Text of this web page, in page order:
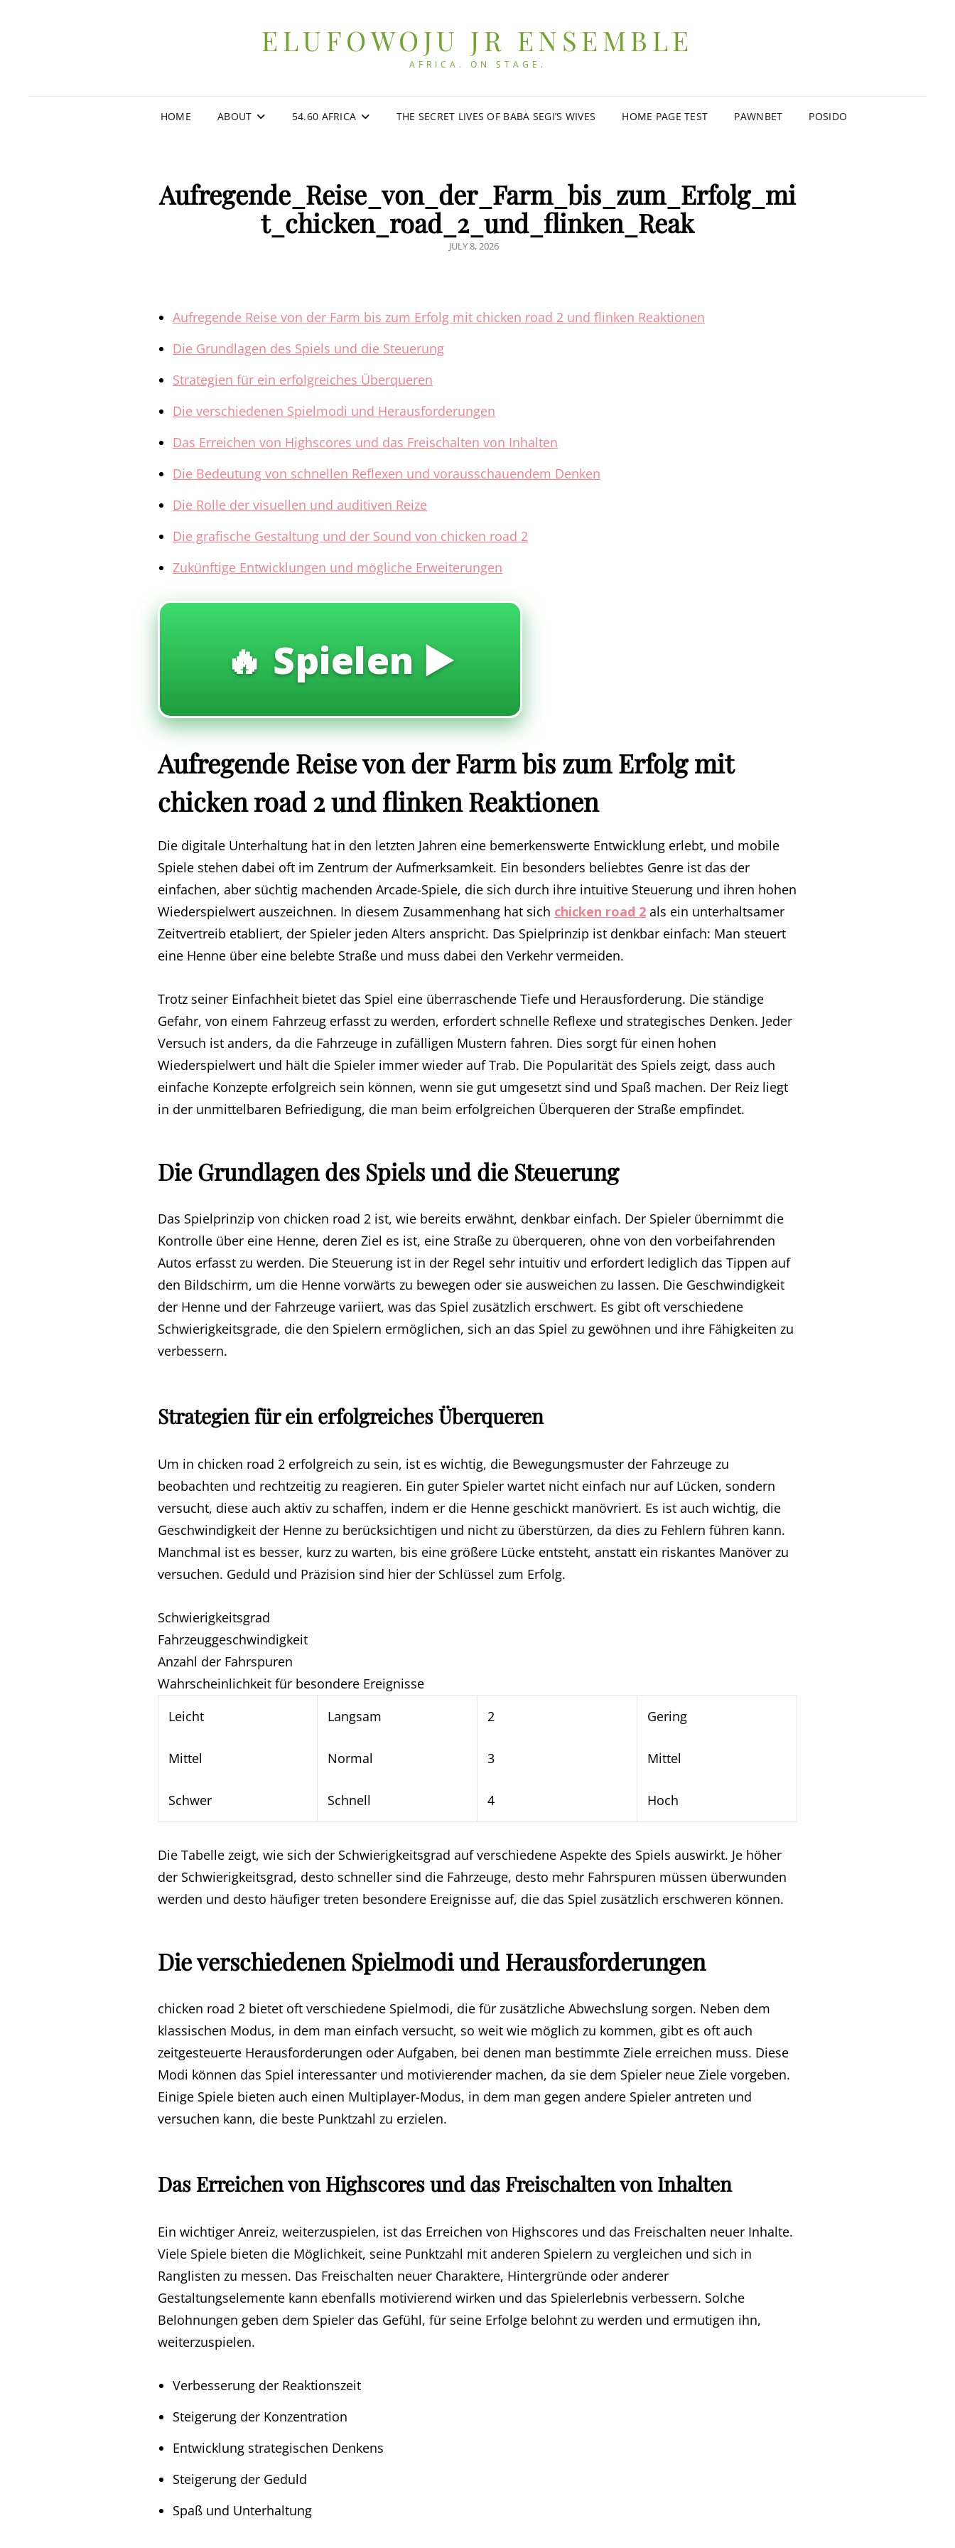
ELUFOWOJU JR ENSEMBLE
AFRICA. ON STAGE.
HOME ABOUT 54.60 AFRICA THE SECRET LIVES OF BABA SEGI’S WIVES HOME PAGE TEST PAWNBET POSIDO
Aufregende_Reise_von_der_Farm_bis_zum_Erfolg_mi
t_chicken_road_2_und_flinken_Reak
POSTED
JULY 8, 2026
Aufregende Reise von der Farm bis zum Erfolg mit chicken road 2 und flinken Reaktionen
Die Grundlagen des Spiels und die Steuerung
Strategien für ein erfolgreiches Überqueren
Die verschiedenen Spielmodi und Herausforderungen
Das Erreichen von Highscores und das Freischalten von Inhalten
Die Bedeutung von schnellen Reflexen und vorausschauendem Denken
Die Rolle der visuellen und auditiven Reize
Die grafische Gestaltung und der Sound von chicken road 2
Zukünftige Entwicklungen und mögliche Erweiterungen
🔥 Spielen ▶️
Aufregende Reise von der Farm bis zum Erfolg mit
chicken road 2 und flinken Reaktionen
Die digitale Unterhaltung hat in den letzten Jahren eine bemerkenswerte Entwicklung erlebt, und mobile
Spiele stehen dabei oft im Zentrum der Aufmerksamkeit. Ein besonders beliebtes Genre ist das der
einfachen, aber süchtig machenden Arcade-Spiele, die sich durch ihre intuitive Steuerung und ihren hohen
Wiederspielwert auszeichnen. In diesem Zusammenhang hat sich chicken road 2 als ein unterhaltsamer
Zeitvertreib etabliert, der Spieler jeden Alters anspricht. Das Spielprinzip ist denkbar einfach: Man steuert
eine Henne über eine belebte Straße und muss dabei den Verkehr vermeiden.
Trotz seiner Einfachheit bietet das Spiel eine überraschende Tiefe und Herausforderung. Die ständige
Gefahr, von einem Fahrzeug erfasst zu werden, erfordert schnelle Reflexe und strategisches Denken. Jeder
Versuch ist anders, da die Fahrzeuge in zufälligen Mustern fahren. Dies sorgt für einen hohen
Wiederspielwert und hält die Spieler immer wieder auf Trab. Die Popularität des Spiels zeigt, dass auch
einfache Konzepte erfolgreich sein können, wenn sie gut umgesetzt sind und Spaß machen. Der Reiz liegt
in der unmittelbaren Befriedigung, die man beim erfolgreichen Überqueren der Straße empfindet.
Die Grundlagen des Spiels und die Steuerung
Das Spielprinzip von chicken road 2 ist, wie bereits erwähnt, denkbar einfach. Der Spieler übernimmt die
Kontrolle über eine Henne, deren Ziel es ist, eine Straße zu überqueren, ohne von den vorbeifahrenden
Autos erfasst zu werden. Die Steuerung ist in der Regel sehr intuitiv und erfordert lediglich das Tippen auf
den Bildschirm, um die Henne vorwärts zu bewegen oder sie ausweichen zu lassen. Die Geschwindigkeit
der Henne und der Fahrzeuge variiert, was das Spiel zusätzlich erschwert. Es gibt oft verschiedene
Schwierigkeitsgrade, die den Spielern ermöglichen, sich an das Spiel zu gewöhnen und ihre Fähigkeiten zu
verbessern.
Strategien für ein erfolgreiches Überqueren
Um in chicken road 2 erfolgreich zu sein, ist es wichtig, die Bewegungsmuster der Fahrzeuge zu
beobachten und rechtzeitig zu reagieren. Ein guter Spieler wartet nicht einfach nur auf Lücken, sondern
versucht, diese auch aktiv zu schaffen, indem er die Henne geschickt manövriert. Es ist auch wichtig, die
Geschwindigkeit der Henne zu berücksichtigen und nicht zu überstürzen, da dies zu Fehlern führen kann.
Manchmal ist es besser, kurz zu warten, bis eine größere Lücke entsteht, anstatt ein riskantes Manöver zu
versuchen. Geduld und Präzision sind hier der Schlüssel zum Erfolg.
Schwierigkeitsgrad
Fahrzeuggeschwindigkeit
Anzahl der Fahrspuren
Wahrscheinlichkeit für besondere Ereignisse
Leicht
Langsam 2 Gering
Mittel Normal 3 Mittel
Schwer Schnell 4 Hoch
Die Tabelle zeigt, wie sich der Schwierigkeitsgrad auf verschiedene Aspekte des Spiels auswirkt. Je höher
der Schwierigkeitsgrad, desto schneller sind die Fahrzeuge, desto mehr Fahrspuren müssen überwunden
werden und desto häufiger treten besondere Ereignisse auf, die das Spiel zusätzlich erschweren können.
Die verschiedenen Spielmodi und Herausforderungen
chicken road 2 bietet oft verschiedene Spielmodi, die für zusätzliche Abwechslung sorgen. Neben dem
klassischen Modus, in dem man einfach versucht, so weit wie möglich zu kommen, gibt es oft auch
zeitgesteuerte Herausforderungen oder Aufgaben, bei denen man bestimmte Ziele erreichen muss. Diese
Modi können das Spiel interessanter und motivierender machen, da sie dem Spieler neue Ziele vorgeben.
Einige Spiele bieten auch einen Multiplayer-Modus, in dem man gegen andere Spieler antreten und
versuchen kann, die beste Punktzahl zu erzielen.
Das Erreichen von Highscores und das Freischalten von Inhalten
Ein wichtiger Anreiz, weiterzuspielen, ist das Erreichen von Highscores und das Freischalten neuer Inhalte.
Viele Spiele bieten die Möglichkeit, seine Punktzahl mit anderen Spielern zu vergleichen und sich in
Ranglisten zu messen. Das Freischalten neuer Charaktere, Hintergründe oder anderer
Gestaltungselemente kann ebenfalls motivierend wirken und das Spielerlebnis verbessern. Solche
Belohnungen geben dem Spieler das Gefühl, für seine Erfolge belohnt zu werden und ermutigen ihn,
weiterzuspielen.
Verbesserung der Reaktionszeit
Steigerung der Konzentration
Entwicklung strategischen Denkens
Steigerung der Geduld
Spaß und Unterhaltung